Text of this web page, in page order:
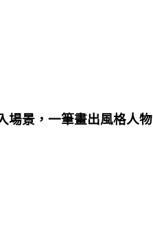
場景，一筆畫出風格人物